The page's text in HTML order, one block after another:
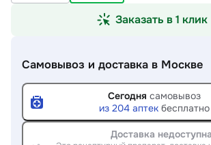
Заказать в 1 клик
Самовывоз и доставка в Москве
Сегодня самовывоз
из 204 аптек бесплатно
Доставка недоступна